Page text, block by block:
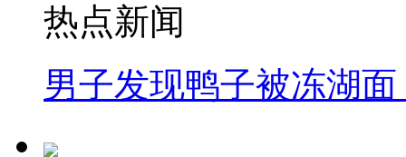
热点新闻
男子发现鸭子被冻湖